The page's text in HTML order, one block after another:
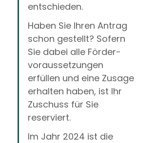
entschieden.
Haben Sie Ihren Antrag
schon gestellt? Sofern
Sie dabei alle Förder­
voraus­setzungen
erfüllen und eine Zu­sage
erhalten haben, ist Ihr
Zuschuss für Sie
reserviert.
Im Jahr 2024 ist die